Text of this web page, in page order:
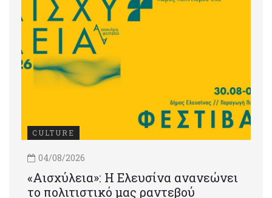
CULTURE
04/08/2026
«Αισχύλεια»: Η Ελευσίνα ανανεώνει
το πολιτιστικό μας ραντεβού